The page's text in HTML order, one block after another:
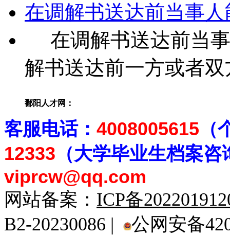
在调解书送达前当事
在调解书送达前当
解书送达前一方或者
鄱阳人才网：
客服电话： 4008005615
12333 （大学毕业生档案咨
viprcw@qq.com
网站备案： ICP备
B2-20230086 |
公网安备